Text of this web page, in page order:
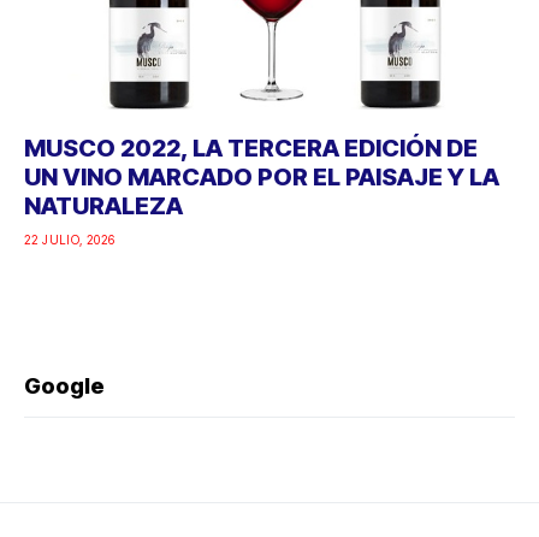
MUSCO 2022, LA TERCERA EDICIÓN DE
UN VINO MARCADO POR EL PAISAJE Y LA
NATURALEZA
22 JULIO, 2026
Google